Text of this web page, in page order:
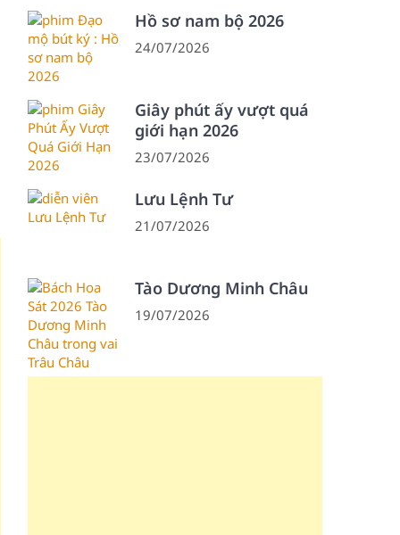
Hồ sơ nam bộ 2026
24/07/2026
Giây phút ấy vượt quá
giới hạn 2026
23/07/2026
Lưu Lệnh Tư
21/07/2026
Tào Dương Minh Châu
19/07/2026